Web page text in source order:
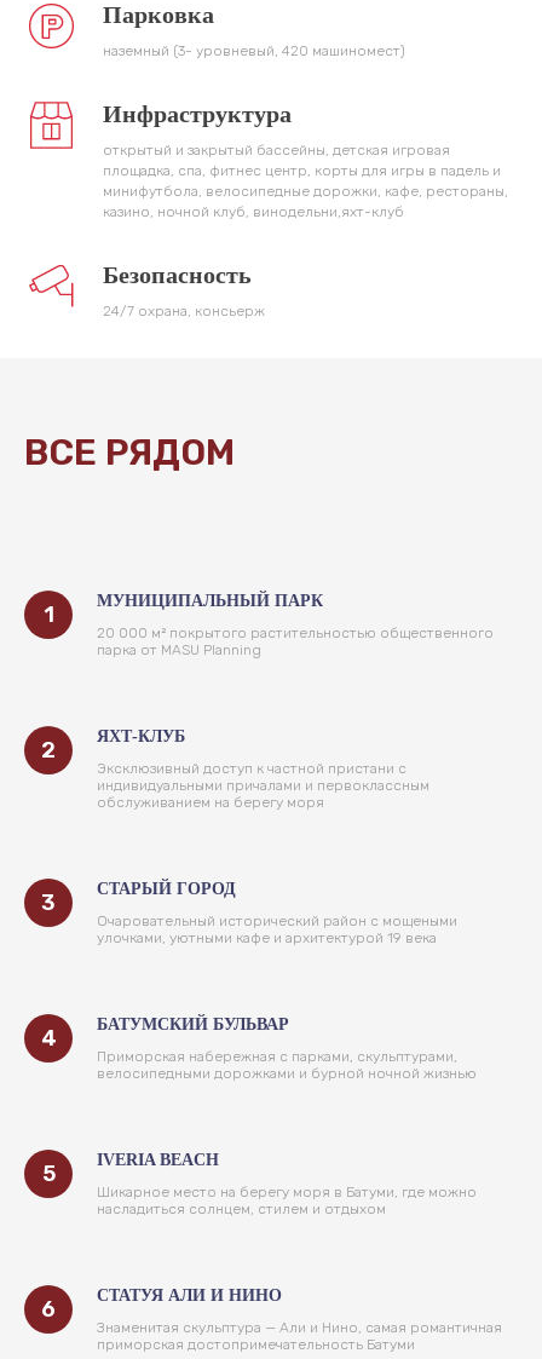
Парковка
наземный (3- уровневый, 420 машиномест)
Инфраструктура
открытый и закрытый бассейны, детская игровая
площадка, спа, фитнес центр, корты для игры в падель и
минифутбола, велосипедные дорожки, кафе, рестораны,
казино, ночной клуб, винодельни,яхт-клуб
Безопасность
24/7 охрана, консьерж
ВСЕ РЯДОМ
МУНИЦИПАЛЬНЫЙ ПАРК
20 000 м² покрытого растительностью общественного
парка от MASU Planning
ЯХТ-КЛУБ
Эксклюзивный доступ к частной пристани с
индивидуальными причалами и первоклассным
обслуживанием на берегу моря
СТАРЫЙ ГОРОД
Очаровательный исторический район с мощеными
улочками, уютными кафе и архитектурой 19 века
БАТУМСКИЙ БУЛЬВАР
Приморская набережная с парками, скульптурами,
велосипедными дорожками и бурной ночной жизнью
IVERIA BEACH
Шикарное место на берегу моря в Батуми, где можно
насладиться солнцем, стилем и отдыхом
СТАТУЯ АЛИ И НИНО
Знаменитая скульптура — Али и Нино, самая романтичная
приморская достопримечательность Батуми